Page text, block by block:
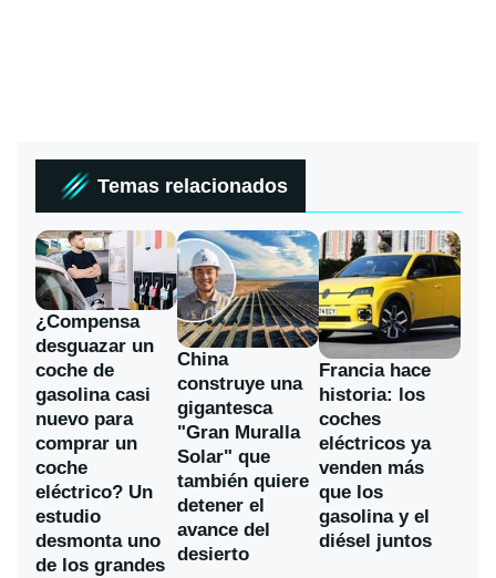
Temas relacionados
¿Compensa
desguazar un
coche de
gasolina casi
nuevo para
comprar un
coche
eléctrico? Un
estudio
desmonta uno
de los grandes
China
construye una
gigantesca
"Gran Muralla
Solar" que
también quiere
detener el
avance del
desierto
Francia hace
historia: los
coches
eléctricos ya
venden más
que los
gasolina y el
diésel juntos